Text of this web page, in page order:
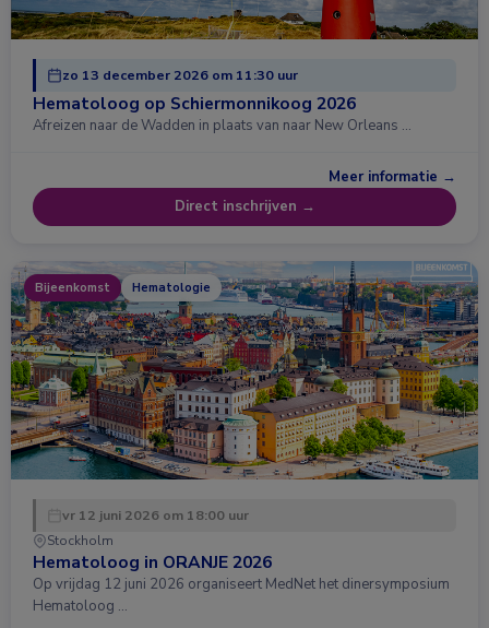
zo 13 december 2026 om 11:30 uur
Hematoloog op Schiermonnikoog 2026
Afreizen naar de Wadden in plaats van naar New Orleans …
Meer informatie →
Direct inschrijven →
Bijeenkomst Hematologie
vr 12 juni 2026 om 18:00 uur
Stockholm
Hematoloog in ORANJE 2026
Op vrijdag 12 juni 2026 organiseert MedNet het dinersymposium
Hematoloog …